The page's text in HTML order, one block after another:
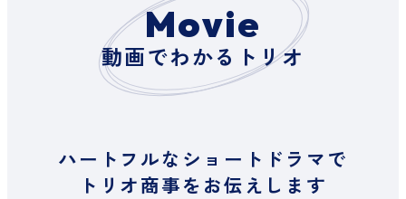
Movie
動画でわかるトリオ
ハートフルなショートドラマで
トリオ商事をお伝えします